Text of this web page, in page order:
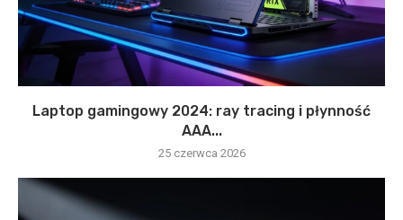
Laptop gamingowy 2024: ray tracing i płynność
AAA...
25 czerwca 2026